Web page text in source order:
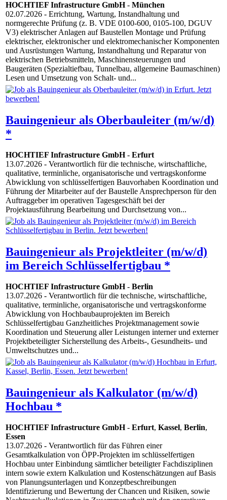
HOCHTIEF Infrastructure GmbH- München
02.07.2026 - Errichtung, Wartung, Instandhaltung und
normgerechte Prüfung (z. B. VDE 0100-600, 0105-100, DGUV
V3) elektrischer Anlagen auf Baustellen Montage und Prüfung
elektrischer, elektronischer und elektromechanischer Komponenten
und Ausrüstungen Wartung, Instandhaltung und Reparatur von
elektrischen Betriebsmitteln, Maschinensteuerungen und
Baugeräten (Spezialtiefbau, Tunnelbau, allgemeine Baumaschinen)
Lesen und Umsetzung von Schalt- und...
Bauingenieur als Oberbauleiter (m/w/d)
*
HOCHTIEF Infrastructure GmbH- Erfurt
13.07.2026 - Verantwortlich für die technische, wirtschaftliche,
qualitative, terminliche, organisatorische und vertragskonforme
Abwicklung von schlüsselfertigen Bauvorhaben Koordination und
Führung der Mitarbeiter auf der Baustelle Ansprechperson für den
Auftraggeber im operativen Tagesgeschäft bei der
Projektausführung Bearbeitung und Durchsetzung von...
Bauingenieur als Projektleiter (m/w/d)
im Bereich Schlüsselfertigbau *
HOCHTIEF Infrastructure GmbH- Berlin
13.07.2026 - Verantwortlich für die technische, wirtschaftliche,
qualitative, terminliche, organisatorische und vertragskonforme
Abwicklung von Hochbaubauprojekten im Bereich
Schlüsselfertigbau Ganzheitliches Projektmanagement sowie
Koordination und Steuerung aller Leistungen interner und externer
Projektbeteiligter Sicherstellung des Arbeits-, Gesundheits- und
Umweltschutzes und...
Bauingenieur als Kalkulator (m/w/d)
Hochbau *
HOCHTIEF Infrastructure GmbH- Erfurt, Kassel, Berlin,
Essen
13.07.2026 - Verantwortlich für das Führen einer
Gesamtkalkulation von ÖPP-Projekten im schlüsselfertigen
Hochbau unter Einbindung sämtlicher beteiligter Fachdisziplinen
intern sowie extern Kalkulation und Kostenschätzungen auf Basis
von Planungsunterlagen und Konzeptbeschreibungen
Identifizierung und Bewertung der Chancen und Risiken, sowie